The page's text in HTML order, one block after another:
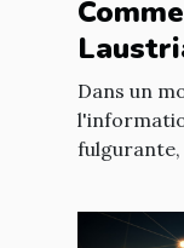
leur e-
Dans un